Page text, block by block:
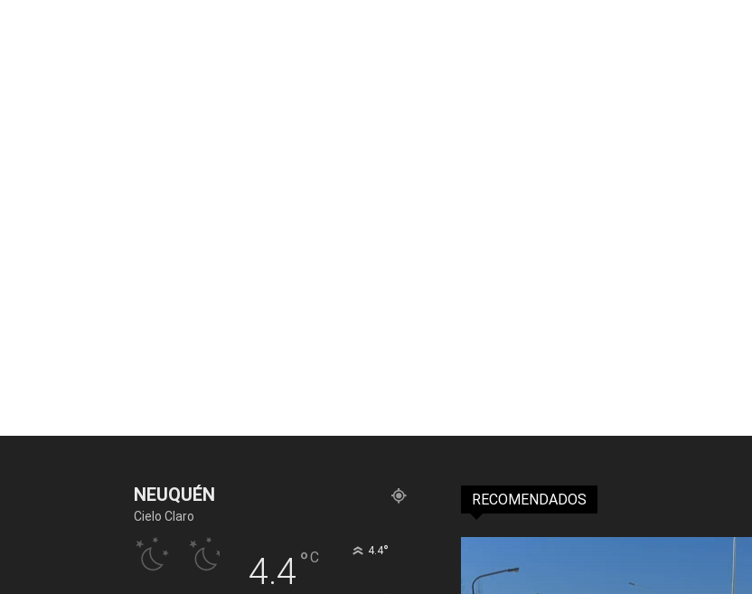
NEUQUÉN
Cielo Claro
4.4°C 4.4°
RECOMENDADOS